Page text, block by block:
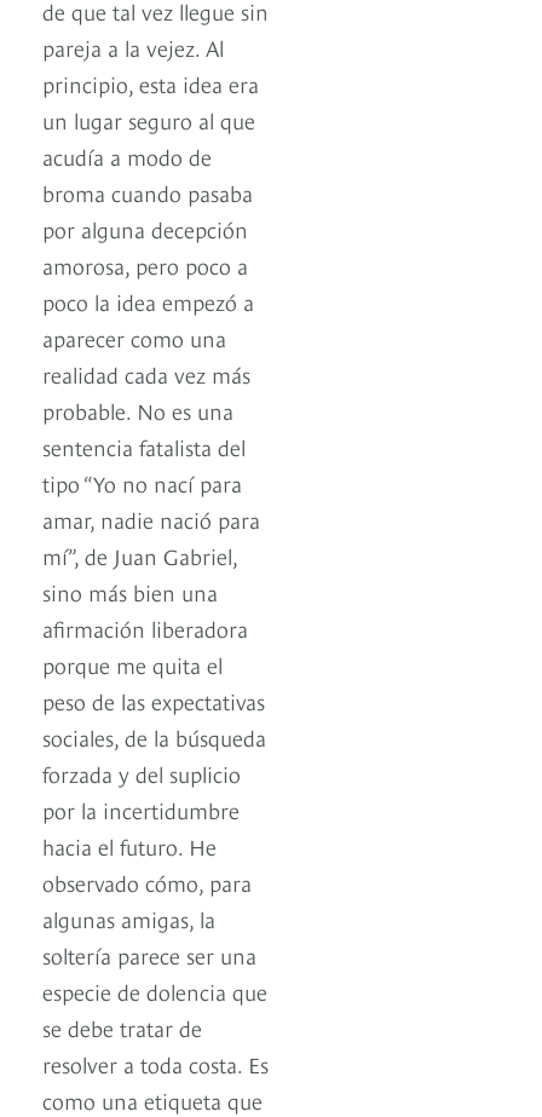
de que tal vez llegue sin
pareja a la vejez. Al
principio, esta idea era
un lugar seguro al que
acudía a modo de
broma cuando pasaba
por alguna decepción
amorosa, pero poco a
poco la idea empezó a
aparecer como una
realidad cada vez más
probable. No es una
sentencia fatalista del
tipo “Yo no nací para
amar, nadie nació para
mí”, de Juan Gabriel,
sino más bien una
afirmación liberadora
porque me quita el
peso de las expectativas
sociales, de la búsqueda
forzada y del suplicio
por la incertidumbre
hacia el futuro. He
observado cómo, para
algunas amigas, la
soltería parece ser una
especie de dolencia que
se debe tratar de
resolver a toda costa. Es
como una etiqueta que